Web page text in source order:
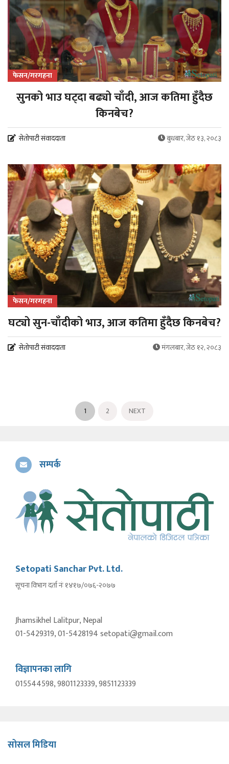
फेसन/गरगहना
सुनको भाउ घट्दा बढ्यो चाँदी, आज कतिमा हुँदैछ
किनबेच?
सेतोपाटी संवाददाता बुधबार, जेठ १३, २०८३
फेसन/गरगहना
घट्यो सुन-चाँदीको भाउ, आज कतिमा हुँदैछ किनबेच?
सेतोपाटी संवाददाता मंगलबार, जेठ १२, २०८३
1 2 NEXT
सम्पर्क
Setopati Sanchar Pvt. Ltd.
सूचना विभाग दर्ता नंः १४१७/०७६-२०७७
Jhamsikhel Lalitpur, Nepal
01-5429319, 01-5428194 setopati@gmail.com
विज्ञापनका लागि
015544598, 9801123339, 9851123339
सोसल मिडिया